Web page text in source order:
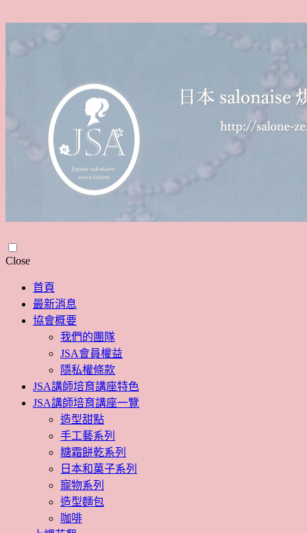
CloseSkip
content
首頁
最新消息
協會概要
我們的團隊
JSA會員權益
隱私權條款
JSA講師培育講座特色
JSA講師培育講座一覽
造型甜點
手工藝系列
糖霜餅乾系列
日本和菓子系列
寵物系列
造型麵包
咖啡